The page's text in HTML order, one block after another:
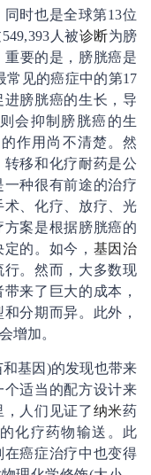
时也是全球第13位
549,393 人被诊断为膀
要的是，膀胱癌是
常见的癌症中的第17
膀胱癌的生长，导
会抑制膀胱癌的生
作用尚不清楚。然
转移和化疗耐药是公
种很有前途的治疗
、化疗、放疗、光
案是根据膀胱癌的
的。如今， 基因治
。然而，大多数现
来了巨大的成本，
分期而异。此外，
增加。
基因 )的发现也带来
适当的配方设计来
人们见证了纳米药
的化疗药物输送。此
癌症治疗中也变得